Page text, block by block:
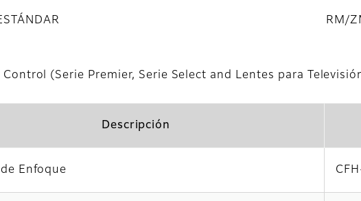
RM/
(Serie Premier, Serie Select and Lentes para
Descripción
Enfoque